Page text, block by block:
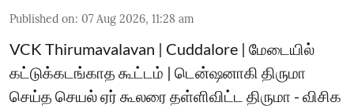
Published on: 07 Aug 2026, 11:28 am
VCK Thirumavalavan | Cuddalore | மேடையில்
கட்டுக்கடங்காத கூட்டம் | டென்ஷனாகி திருமா
செய்த செயல் ஏர் கூலரை தள்ளிவிட்ட திருமா - விசிக